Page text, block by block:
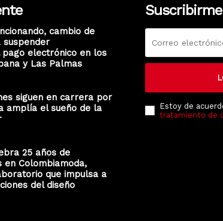
cambio de
suspender
electrónico en los
y Las Palmas
siguen en carrera por
amplía el sueño de la
25 años de
en Colombiamoda,
que impulsa a
del diseño
Suscribirme
Estoy de
tratamiento de